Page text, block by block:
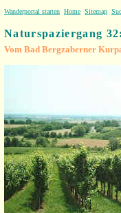
Wanderportal starten Home Sitemap
Naturspaziergang
Vom Bad Bergzaberner